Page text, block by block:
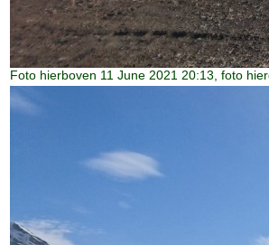
Foto hierboven 11 June 2021 20:13, foto